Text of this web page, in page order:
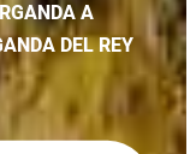
A
DEL REY